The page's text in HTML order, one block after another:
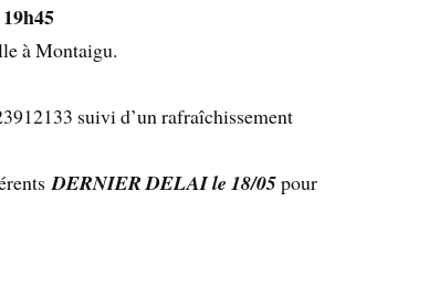
à Montaigu.
suivi d’un rafraîchissement
DERNIER DELAI le 18/05pour